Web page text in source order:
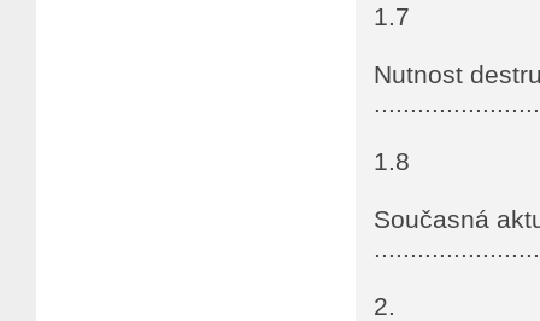
1.7
Nutnost
1.8
Současná
2.